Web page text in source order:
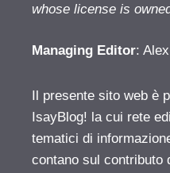
whose license is
Managing Editor:
Il presente sito web è
IsayBlog! la cui rete
tematici di
contano sul contributo